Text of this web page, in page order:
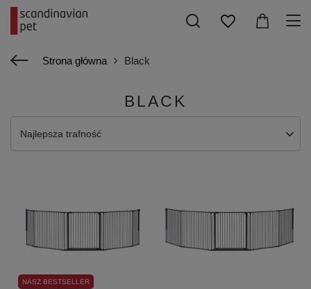
Strona główna Black
BLACK
Najlepsza trafność
NASZ BESTSELLER